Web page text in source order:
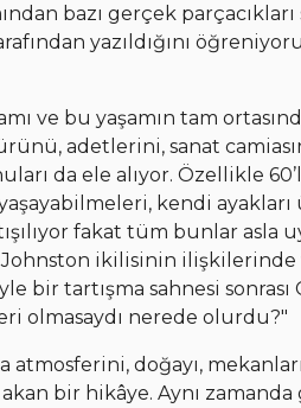
bazı gerçek
yazıldığını
ve bu yaşamın tam
adetlerini, sanat
da ele alıyor. Özellikle
kendi
fakat tüm bunlar asla
ikilisinin ilişkilerinde
bir tartışma sahnesi sonrası
olmasaydı nerede olurdu?"
atmosferini, doğayı,
bir hikâye. Aynı zamanda